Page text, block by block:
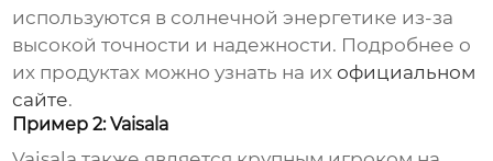
используются в солнечной энергетике из-за
высокой точности и надежности. Подробнее о
их продуктах можно узнать на ихофициальном
сайте.
Пример 2: Vaisala